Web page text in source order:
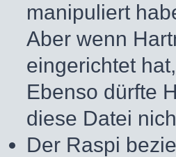
manipuliert
Aber wenn
eingerichtet
Ebenso dürfte
diese Datei
Der Raspi